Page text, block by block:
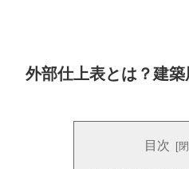
外部仕上表とは？建
目次